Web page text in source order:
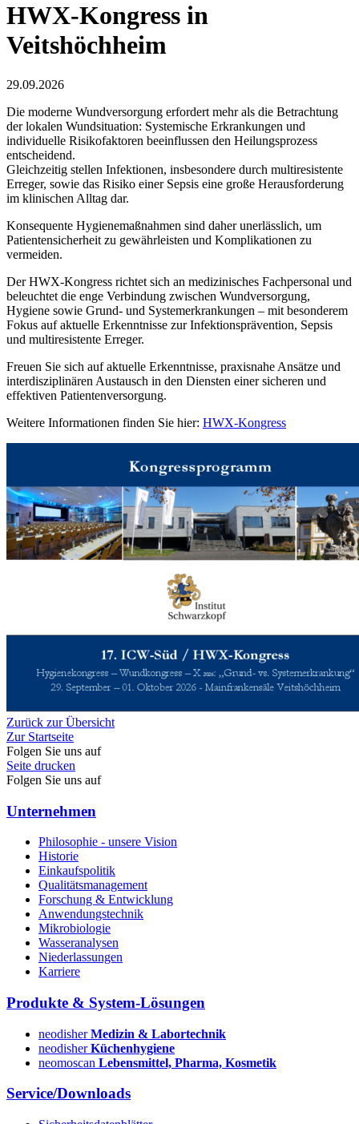
HWX-Kongress in
Veitshöchheim
29.09.2026
Die moderne Wundversorgung erfordert mehr als die Betrachtung
der lokalen Wundsituation: Systemische Erkrankungen und
individuelle Risikofaktoren beeinflussen den Heilungsprozess
entscheidend.
Gleichzeitig stellen Infektionen, insbesondere durch multiresistente
Erreger, sowie das Risiko einer Sepsis eine große Herausforderung
im klinischen Alltag dar.
Konsequente Hygienemaßnahmen sind daher unerlässlich, um
Patientensicherheit zu gewährleisten und Komplikationen zu
vermeiden.
Der HWX-Kongress richtet sich an medizinisches Fachpersonal und
beleuchtet die enge Verbindung zwischen Wundversorgung,
Hygiene sowie Grund- und Systemerkrankungen – mit besonderem
Fokus auf aktuelle Erkenntnisse zur Infektionsprävention, Sepsis
und multiresistente Erreger.
Freuen Sie sich auf aktuelle Erkenntnisse, praxisnahe Ansätze und
interdisziplinären Austausch in den Diensten einer sicheren und
effektiven Patientenversorgung.
Weitere Informationen finden Sie hier: HWX-Kongress
Zurück zur Übersicht
Zur Startseite
Folgen Sie uns auf
Seite drucken
Folgen Sie uns auf
Unternehmen
Philosophie - unsere Vision
Historie
Einkaufspolitik
Qualitätsmanagement
Forschung & Entwicklung
Anwendungstechnik
Mikrobiologie
Wasseranalysen
Niederlassungen
Karriere
Produkte & System-Lösungen
neodisherMedizin & Labortechnik
neodisherKüchenhygiene
neomoscan Lebensmittel, Pharma, Kosmetik
Service/Downloads